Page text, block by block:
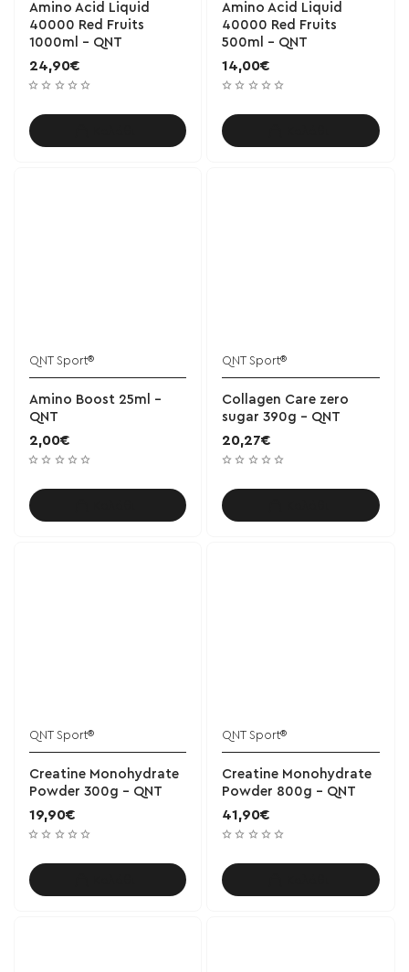
Amino Acid Liquid
40000 Red Fruits
1000ml - QNT
24,90€
Amino Acid Liquid
40000 Red Fruits
500ml - QNT
14,00€
QNT Sport®
Amino Boost 25ml -
QNT
2,00€
QNT Sport®
Collagen Care zero
sugar 390g - QNT
20,27€
QNT Sport®
Creatine Monohydrate
Powder 300g - QNT
19,90€
QNT Sport®
Creatine Monohydrate
Powder 800g - QNT
41,90€